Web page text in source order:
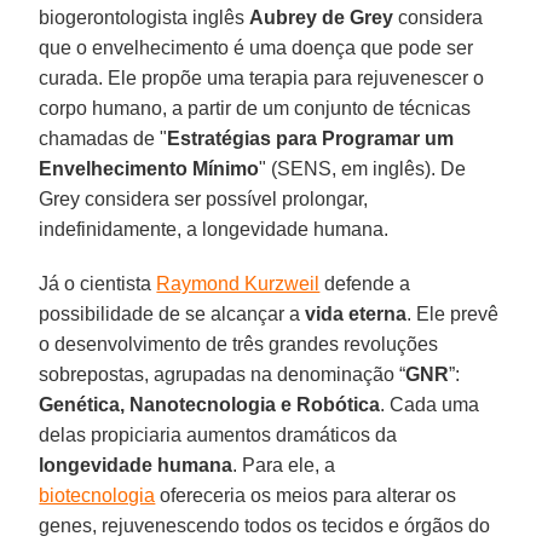
biogerontologista inglês Aubrey de Grey considera
que o envelhecimento é uma doença que pode ser
curada. Ele propõe uma terapia para rejuvenescer o
corpo humano, a partir de um conjunto de técnicas
chamadas de " Estratégias para Programar um
Envelhecimento Mínimo" (SENS, em inglês). De
Grey considera ser possível prolongar,
indefinidamente, a longevidade humana.
Já o cientista Raymond Kurzweil defende a
possibilidade de se alcançar avida eterna. Ele prevê
o desenvolvimento de três grandes revoluções
sobrepostas, agrupadas na denominação “GNR”:
Genética, Nanotecnologia e Robótica. Cada uma
delas propiciaria aumentos dramáticos da
longevidade humana. Para ele, a
biotecnologia ofereceria os meios para alterar os
genes, rejuvenescendo todos os tecidos e órgãos do